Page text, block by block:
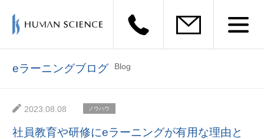
eラーニングブログ Blog
2023.08.08 ノウハウ
社員教育や研修にeラーニングが有用な理由と